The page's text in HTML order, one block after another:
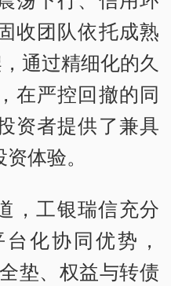
收团队依托成熟
通过精细化的久
在严控回撤的同
资者提供了兼具
体验。
，工银瑞信充分
化协同优势，
垫、权益与转债